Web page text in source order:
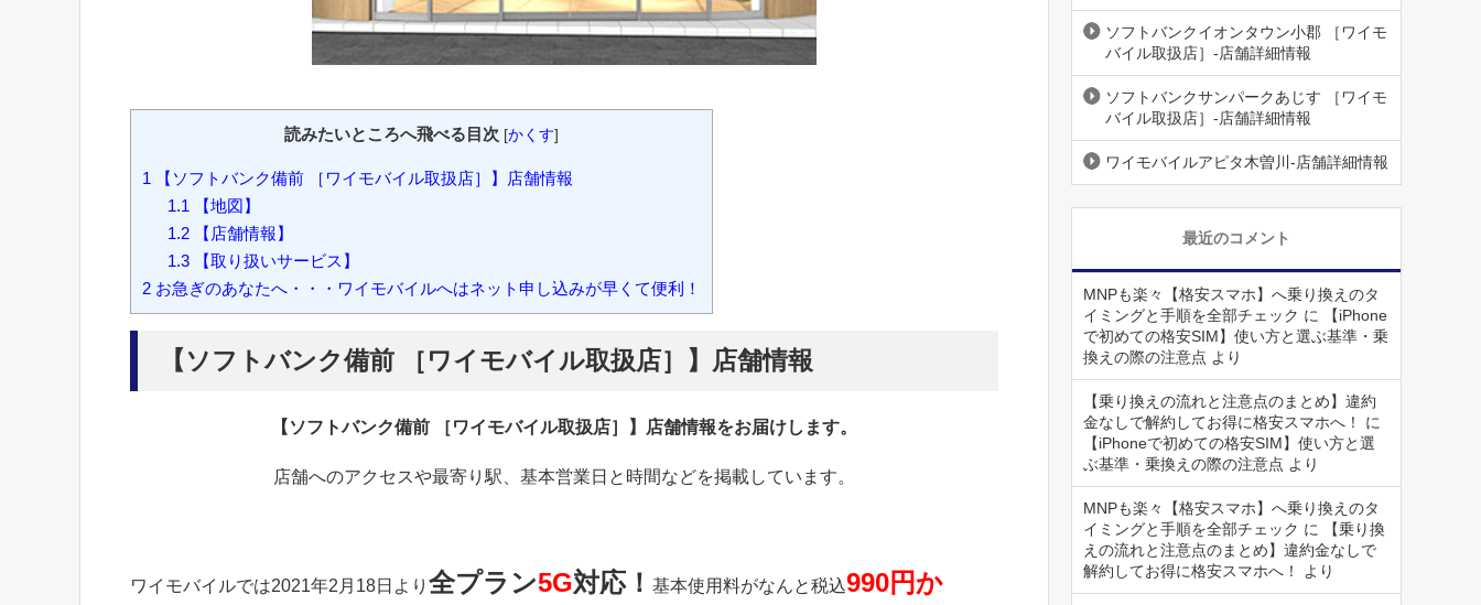
読みたいところへ飛べる目次 [かくす]
1 【ソフトバンク備前 ［ワイモバイル取扱店］】店舗情報
1.1 【地図】
1.2【店舗情報】
1.3【取り扱いサービス】
2 お急ぎのあなたへ・・・ワイモバイルへはネット申し込みが早くて便利！
【ソフトバンク備前 ［ワイモバイル取扱店］】店舗情報
【ソフトバンク備前 ［ワイモバイル取扱店］】店舗情報をお届けします。
店舗へのアクセスや最寄り駅、基本営業日と時間などを掲載しています。
ワイモバイルでは2021年2月18日より 全プラン5G対応！ 基本使用料がなんと税込990円か
ソフトバンクイオンタウン小郡 ［ワイモ
バイル取扱店］-店舗詳細情報
ソフトバンクサンパークあじす ［ワイモ
バイル取扱店］-店舗詳細情報
ワイモバイルアピタ木曽川-店舗詳細情報
最近のコメント
MNPも楽々【格安スマホ】へ乗り換えのタ
イミングと手順を全部チェック に
【iPhone
で初めての格安SIM】使い方と選ぶ基準・乗
換えの際の注意点 より
【乗り換えの流れと注意点のまとめ】違約
金なしで解約してお得に格安スマホへ！
に
【iPhoneで初めての格安SIM】使い方と選
ぶ基準・乗換えの際の注意点 より
MNPも楽々【格安スマホ】へ乗り換えのタ
イミングと手順を全部チェック に
【乗り換
えの流れと注意点のまとめ】違約金なしで
解約してお得に格安スマホへ！
より